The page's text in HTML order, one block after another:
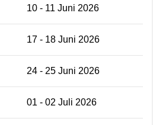
10 - 11 Juni 2026
17 - 18 Juni 2026
24 - 25 Juni 2026
01 - 02 Juli 2026